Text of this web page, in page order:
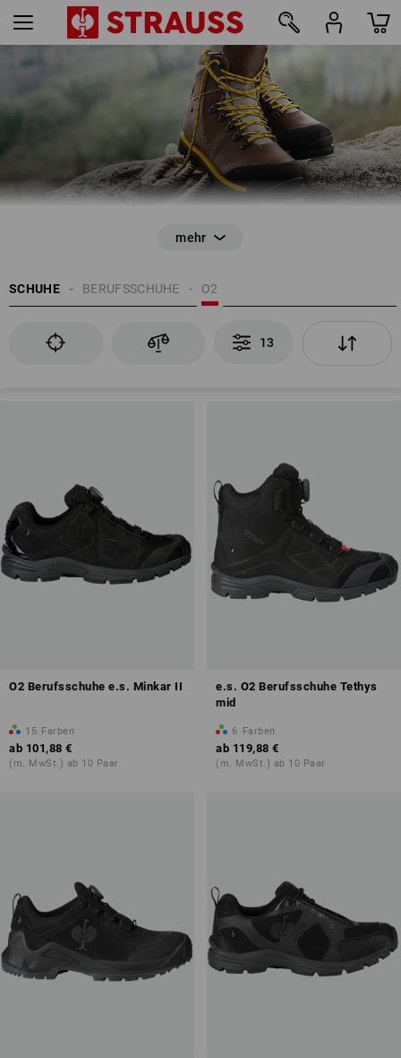
beste Rutschhemmung und perfekte Dämpfung
EN ISO 20347
SCHUHE O2
BERUFSSCHUHE
13
13
O2 Berufsschuhe e.s. Minkar II
15 Farben
ab 101,88 €
(m. MwSt.) ab 10 Paar
e.s. O2 Berufsschuhe Tethys
mid
6 Farben
ab 119,88 €
(m. MwSt.) ab 10 Paar